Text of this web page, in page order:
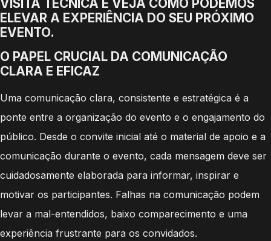
VISITA TÉCNICA E VEJA COMO PODEMOS
ELEVAR A EXPERIÊNCIA DO SEU PRÓXIMO
EVENTO.
O PAPEL CRUCIAL DA COMUNICAÇÃO
CLARA E EFICAZ
Uma comunicação clara, consistente e estratégica é a
ponte entre a organização do evento e o engajamento do
público. Desde o convite inicial até o material de apoio e a
comunicação durante o evento, cada mensagem deve ser
cuidadosamente elaborada para informar, inspirar e
motivar os participantes. Falhas na comunicação podem
levar a mal-entendidos, baixo comparecimento e uma
experiência frustrante para os convidados.